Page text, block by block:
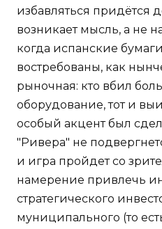
избавляться придётся
возникает мысль, а не
когда испанские
востребованы, как
рыночная: кто вбил
оборудование, тот и
особый акцент был
"Ривера" не
и игра пройдет со
намерение привлечь
стратегического
муниципального (то